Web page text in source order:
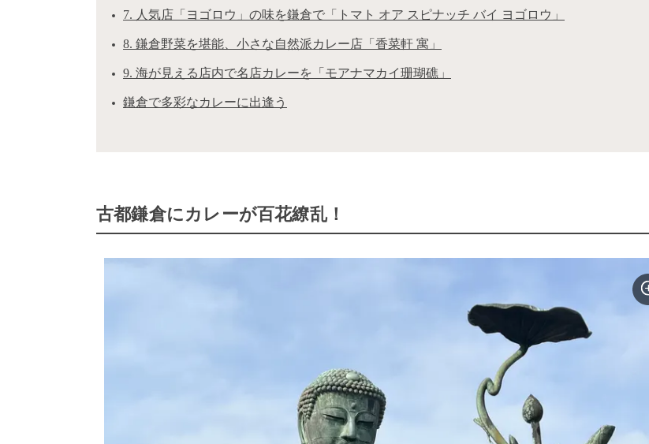
7. 人気店「ヨゴロウ」の味を鎌倉で「トマト オア スピナッチ バイ ヨゴロウ」
8. 鎌倉野菜を堪能、小さな自然派カレー店「香菜軒 寓」
9. 海が見える店内で名店カレーを「モアナマカイ珊瑚礁」
鎌倉で多彩なカレーに出逢う
古都鎌倉にカレーが百花繚乱！